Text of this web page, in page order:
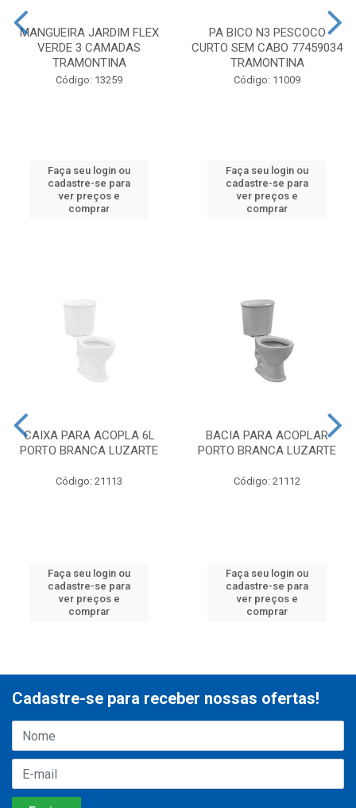
MANGUEIRA JARDIM FLEX
VERDE 3 CAMADAS
TRAMONTINA
Código: 13259
Faça seu login ou
cadastre-se para
ver preços e
comprar
PA BICO N3 PESCOCO
CURTO SEM CABO 77459034
TRAMONTINA
Código: 11009
Faça seu login ou
cadastre-se para
ver preços e
comprar
CAIXA PARA ACOPLA 6L
PORTO BRANCA LUZARTE
Código: 21113
Faça seu login ou
cadastre-se para
ver preços e
comprar
BACIA PARA ACOPLAR
PORTO BRANCA LUZARTE
Código: 21112
Faça seu login ou
cadastre-se para
ver preços e
comprar
Cadastre-se para receber nossas ofertas!